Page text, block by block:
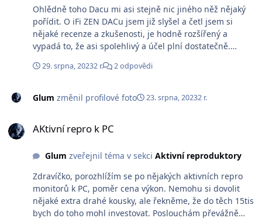
Ohlědně toho Dacu mi asi stejně nic jiného něž nějaký
pořídit. O iFi ZEN DACu jsem již slyšel a četl jsem si
nějaké recenze a zkušenosti, je hodně rozšířený a
vypadá to, že asi spolehlivý a účel plní dostatečně.
hloubky než se rozhodnu jak dál. Každopádně díky za
29. srpna, 20232 r. 2 odpovědi
Glum změnil profilové foto 23. srpna, 20232 r.
AKtivní repro k PC
Glum zveřejnil téma v sekci Aktivní reproduktory
Zdravíčko, porozhlížím se po nějakých aktivních repro
monitorů k PC, poměr cena výkon. Nemohu si dovolit
nějaké extra drahé kousky, ale řekněme, že do těch 15tis
bych do toho mohl investovat. Poslouchám převážně